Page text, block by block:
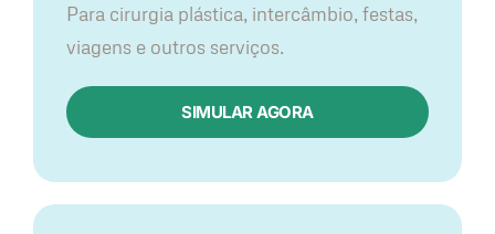
Para cirurgia plástica, intercâmbio, festas,
viagens e outros serviços.
SIMULAR AGORA